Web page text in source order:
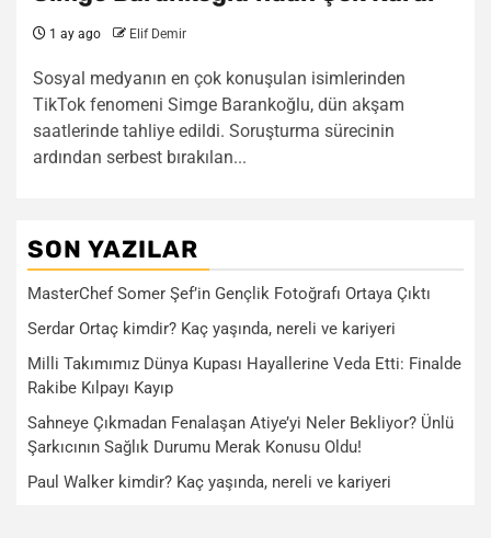
1 ay ago Elif Demir
Sosyal medyanın en çok konuşulan isimlerinden
TikTok fenomeni Simge Barankoğlu, dün akşam
saatlerinde tahliye edildi. Soruşturma sürecinin
ardından serbest bırakılan...
SON YAZILAR
MasterChef Somer Şef’in Gençlik Fotoğrafı Ortaya Çıktı
Serdar Ortaç kimdir? Kaç yaşında, nereli ve kariyeri
Milli Takımımız Dünya Kupası Hayallerine Veda Etti: Finalde
Rakibe Kılpayı Kayıp
Sahneye Çıkmadan Fenalaşan Atiye’yi Neler Bekliyor? Ünlü
Şarkıcının Sağlık Durumu Merak Konusu Oldu!
Paul Walker kimdir? Kaç yaşında, nereli ve kariyeri